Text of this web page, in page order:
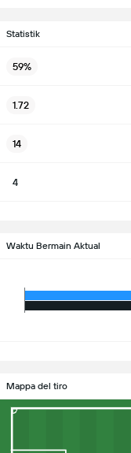
Statistik
59%
1.72
14
4
Waktu Bermain Aktual
Mappa del tiro